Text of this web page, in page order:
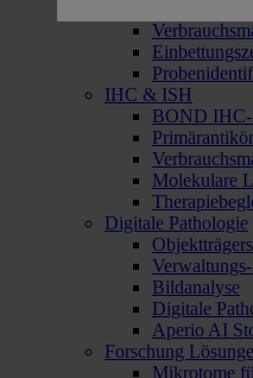
IHC & ISH
BOND IHC-
Molekulare
Digitale Pathologie
Verwaltungs-
Bildanalyse
Digitale
Aperio AI
Forschung
Mikrotome